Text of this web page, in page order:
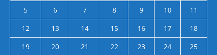
5
6 7 8 9 10
11
12
13 14 15 16 17
18
19
20 21 22 23 24
25